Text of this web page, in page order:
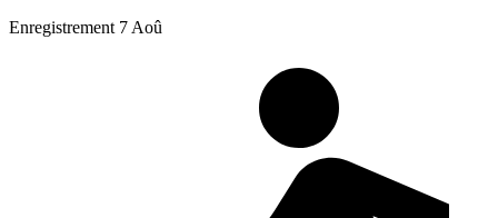
Enregistrement 7 Aoû